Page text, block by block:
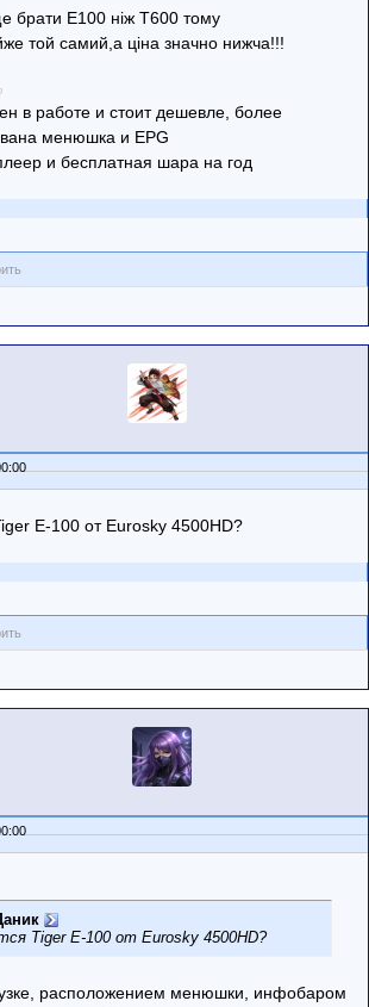
брати Е100 ніж Т600 тому
той самий,а ціна значно нижча!!!
в работе и стоит дешевле, более
менюшка и EPG
и бесплатная шара на год
E-100 от Eurosky 4500HD?
Tiger E-100 от Eurosky 4500HD?
расположением менюшки, инфобаром